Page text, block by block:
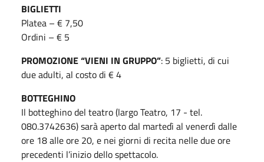
BIGLIETTI
Platea – € 7,50
Ordini – € 5
PROMOZIONE “VIENI IN GRUPPO”: 5 biglietti, di cui
due adulti, al costo di € 4
BOTTEGHINO
Il botteghino del teatro (largo Teatro, 17 - tel.
080.3742636) sarà aperto dal martedì al venerdì dalle
ore 18 alle ore 20, e nei giorni di recita nelle due ore
precedenti l’inizio dello spettacolo.